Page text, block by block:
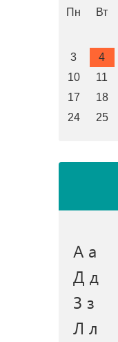
Пн Вт
3
4
10
11
17
18
24
25
А а
Д д
З з
Л л